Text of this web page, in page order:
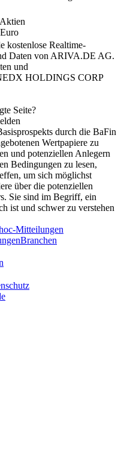
kostenlose Realtime-
Daten von ARIVA.DE AG.
und
HOLDINGS CORP
Seite?
durch die BaFin
Wertpapiere zu
und potenziellen Anlegern
Bedingungen zu lesen,
um sich möglichst
über die potenziellen
Sie sind im Begriff, ein
ist und schwer zu verstehen
Mitteilungen
Branchen